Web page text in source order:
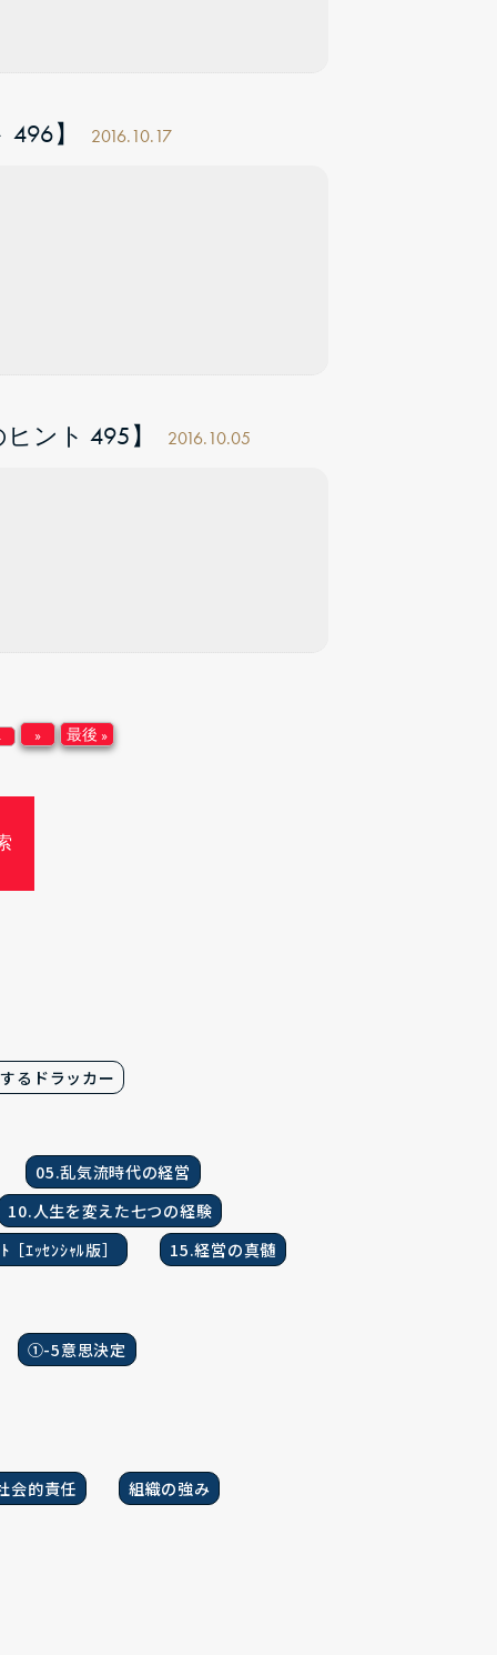
】 2016.10.17
ント 495】 2016.10.05
» 最後 »
るドラッカー
05.乱気流時代の経営
10.人生を変えた七つの経験
ｴｯｾﾝｼｬﾙ版］ 15.経営の真髄
①-5意思決定
会的責任
組織の強み